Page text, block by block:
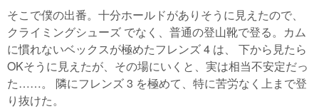
そこで僕の出番。十分ホールドがありそうに見えたので、
クライミングシューズ でなく、普通の登山靴で登る。カム
に慣れないベックスが極めたフレンズ 4 は、 下から見たら
OKそうに見えたが、その場にいくと、実は相当不安定だっ
た……。 隣にフレンズ 3 を極めて、特に苦労なく上まで登
り抜けた。